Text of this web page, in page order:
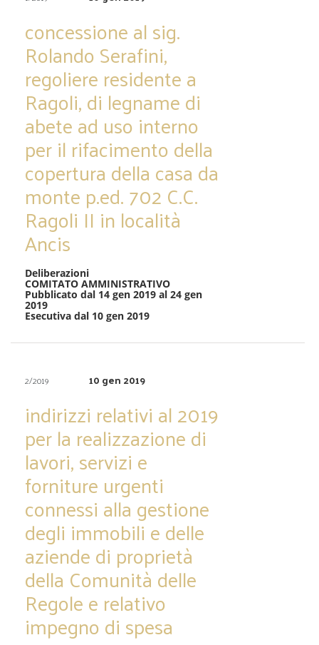
concessione al sig.
Rolando Serafini,
regoliere residente a
Ragoli, di legname di
abete ad uso interno
per il rifacimento della
copertura della casa da
monte p.ed. 702 C.C.
Ragoli II in località
Ancis
Deliberazioni
COMITATO AMMINISTRATIVO
Pubblicato dal 14 gen 2019 al 24 gen
2019
Esecutiva dal 10 gen 2019
2/2019 10 gen 2019
indirizzi relativi al 2019
per la realizzazione di
lavori, servizi e
forniture urgenti
connessi alla gestione
degli immobili e delle
aziende di proprietà
della Comunità delle
Regole e relativo
impegno di spesa